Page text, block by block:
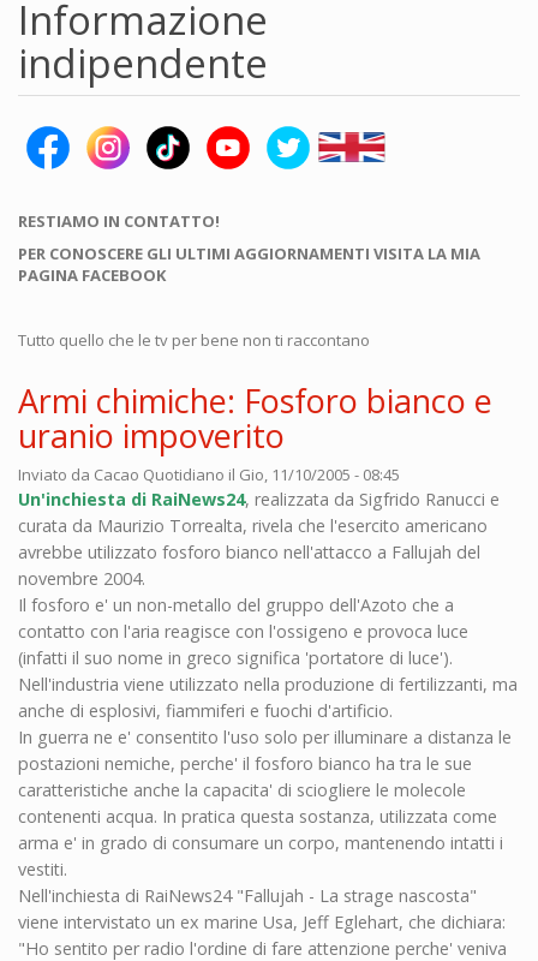
Informazione
indipendente
RESTIAMO IN CONTATTO!
PER CONOSCERE GLI ULTIMI AGGIORNAMENTI VISITA LA MIA
PAGINA FACEBOOK
Tutto quello che le tv per bene non ti raccontano
Armi chimiche: Fosforo bianco e
uranio impoverito
Inviato da Cacao Quotidiano il Gio, 11/10/2005 - 08:45
Un'inchiesta di RaiNews24, realizzata da Sigfrido Ranucci e
curata da Maurizio Torrealta, rivela che l'esercito americano
avrebbe utilizzato fosforo bianco nell'attacco a Fallujah del
novembre 2004.
Il fosforo e' un non-metallo del gruppo dell'Azoto che a
contatto con l'aria reagisce con l'ossigeno e provoca luce
(infatti il suo nome in greco significa 'portatore di luce').
Nell'industria viene utilizzato nella produzione di fertilizzanti, ma
anche di esplosivi, fiammiferi e fuochi d'artificio.
In guerra ne e' consentito l'uso solo per illuminare a distanza le
postazioni nemiche, perche' il fosforo bianco ha tra le sue
caratteristiche anche la capacita' di sciogliere le molecole
contenenti acqua. In pratica questa sostanza, utilizzata come
arma e' in grado di consumare un corpo, mantenendo intatti i
vestiti.
Nell'inchiesta di RaiNews24 "Fallujah - La strage nascosta"
viene intervistato un ex marine Usa, Jeff Eglehart, che dichiara:
"Ho sentito per radio l'ordine di fare attenzione perche' veniva